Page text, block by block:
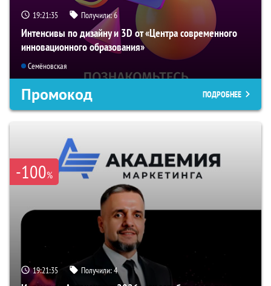
19:21:34 Получили:6
Интенсивы по дизайну и 3D от «Центра современного
инновационного образования»
Семёновская
Промокод ПОДРОБНЕЕ
-100%
19:21:34 Получили:4